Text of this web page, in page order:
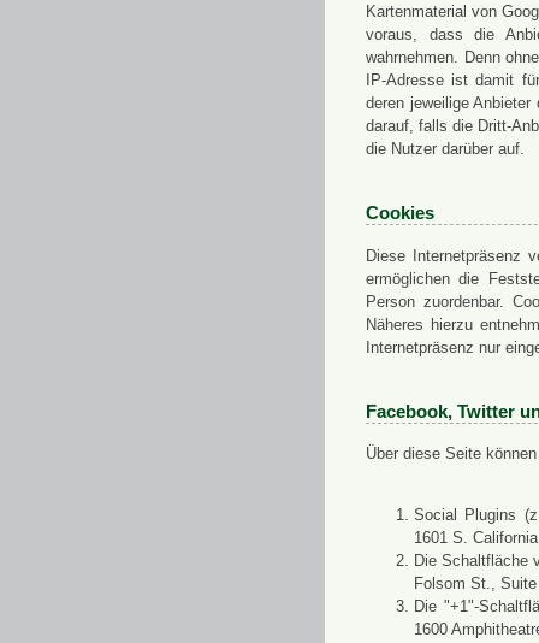
Kartenmaterial von
voraus, dass die
wahrnehmen. Denn
IP-Adresse ist damit
deren jeweilige
darauf, falls die Dritt-
die Nutzer darüber auf.
Cookies
Diese Internetpräsenz
ermöglichen die
Person zuordenbar.
Näheres hierzu
Internetpräsenz nur
Facebook, Twitter
Über diese Seite
Social Plugins
1601 S.
Die Schaltfläche
Folsom St.,
Die "+1"-
1600